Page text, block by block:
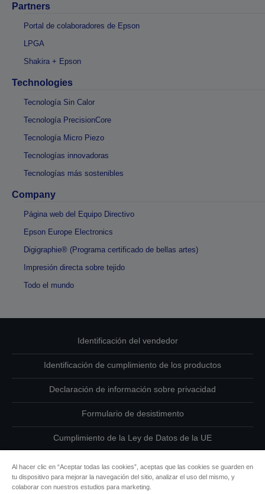
Partners
Portal de colaboradores de Epson
LPGA
Shakira + Epson
Technologies
Tecnología Sin Calor
Tecnología PrecisionCore
Tecnología Micro Piezo
Tecnologías innovadoras
Tecnologías más sostenibles
Company
Página web del Equipo Directivo
Epson Europe Electronics
Digigraphie® (Programa certificado de bellas artes)
Impresión directa sobre tejido
Todo el mundo
Identificación del vendedor
Identificación de cumplimiento de los productos
Declaración de información sobre privacidad
Formulario de desistimento
Cumplimiento de la Ley de Datos de la UE
Información sobre cookies
Al hacer clic en “Aceptar todas las cookies”, aceptas que las cookies se guarden en
tu dispositivo para mejorar la navegación del sitio, analizar el uso del mismo, y
colaborar con nuestros estudios para marketing.